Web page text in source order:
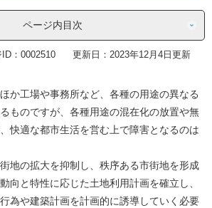
ページ内目次
：0002510 更新日：2023年12月4日更新
か工場や事務所など、各種の用途の異なる
ものですが、各種用途の混在化の放置や無
快適な都市生活を営む上で障害となるのは
地の拡大を抑制し、秩序ある市街地を形成
向と特性に応じた土地利用計画を確立し、
為や建築計画を計画的に誘導していく必要